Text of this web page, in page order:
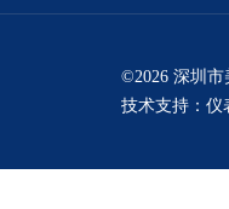
©2026 深圳
技术支持： 仪